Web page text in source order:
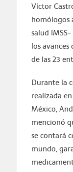
Víctor
homólogos
salud
los
de las 23
Durante la
realizada
México,
mencionó
se contará
mundo,